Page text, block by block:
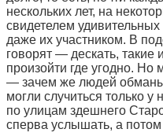
нескольких лет, на
свидетелем
даже их участником. В
говорят — дескать, такие
произойти где угодно. Но
— зачем же людей
могли случиться только
по улицам здешнего
сперва услышать, а потом